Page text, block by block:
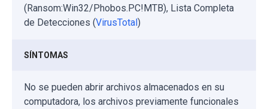
(Ransom:Win32/Phobos.PC!MTB), Lista Completa
de Detecciones (VirusTotal)
SÍNTOMAS
No se pueden abrir archivos almacenados en su
computadora, los archivos previamente funcionales